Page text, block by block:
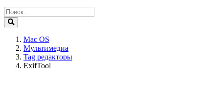
Mac OS
Мультимедиа
Tag редакторы
ExifTool